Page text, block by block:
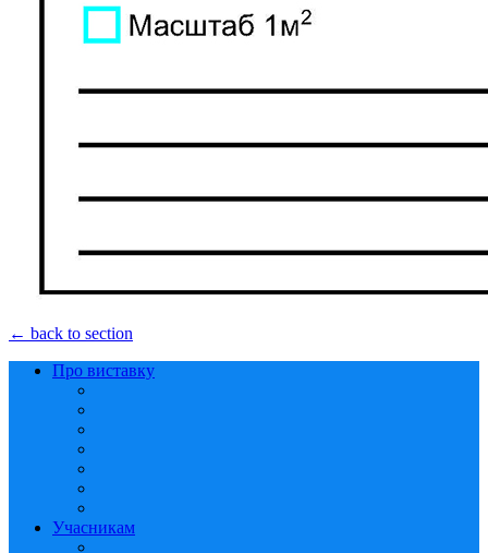
← back to section
Про виставку
Учасникам